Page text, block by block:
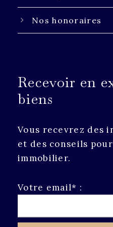
Nos honoraires
Recevoir en
biens
Vous recevrez des
et des conseils
immobilier.
Votre email* :